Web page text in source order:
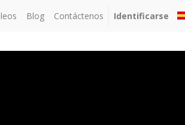
Blog Contáctenos Identificarse